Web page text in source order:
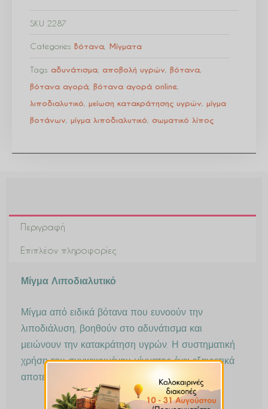
SKU 2287
Categories Βότανα, Μίγματα
Tags αδυνάτισμα, αποβολή υγρών, βότανα,
βότανα αγορά, βότανα αγορά online,
λιποδιαλυτικό, μείωση κατακράτησης υγρών, μίγμα
βοτάνων, μίγμα λιποδιαλυτικό, σωματικό λίπος
Περιγραφή
Επιπλέον πληροφορίες
Μίγμα Λιποδιαλυτικό
Μίγμα από ειδικά βότανα που ευνοούν την
λιποδιάλυση, βοηθούν στο αδυνάτισμα και
μειώνουν την κατακράτηση υγρών. Η συστηματική
χρήση του συγκεκριμένου μίγματος έχει εξαιρετικά
αποτελέσματα.